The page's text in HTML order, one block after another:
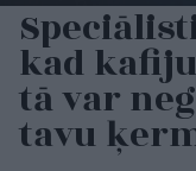
kad
tā var
tavu